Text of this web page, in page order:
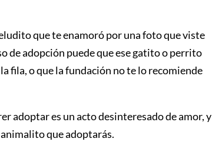
que te enamoró por una foto que viste
de adopción puede que ese gatito o perrito
fila, o que la fundación no te lo recomiende
adoptar es un acto desinteresado de amor, y
que adoptarás.